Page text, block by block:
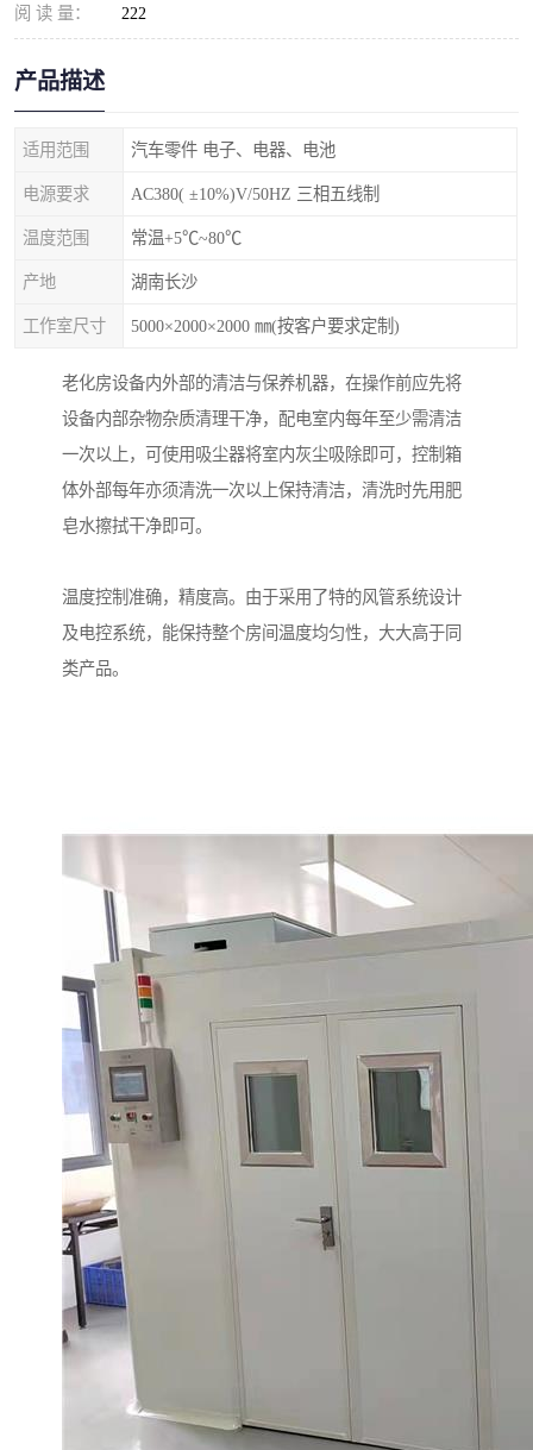
阅 读 量： 222
产品描述
适用范围 汽车零件 电子、电器、电池
电源要求 AC380( ±10%)V/50HZ 三相五线制
温度范围 常温+5℃~80℃
产地 湖南长沙
工作室尺寸 5000×2000×2000 ㎜(按客户要求定制)
老化房设备内外部的清洁与保养机器，在操作前应先将
设备内部杂物杂质清理干净，配电室内每年至少需清洁
一次以上，可使用吸尘器将室内灰尘吸除即可，控制箱
体外部每年亦须清洗一次以上保持清洁，清洗时先用肥
皂水擦拭干净即可。
温度控制准确，精度高。由于采用了特的风管系统设计
及电控系统，能保持整个房间温度均匀性，大大高于同
类产品。